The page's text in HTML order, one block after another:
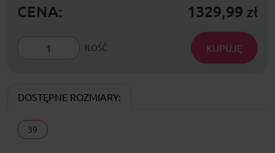
CENA: 1329,99 zł
ILOŚĆ KUPUJĘ
DOSTĘPNE ROZMIARY:
39